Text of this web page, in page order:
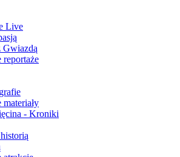
Live
Gwiazdą
reportaże
- Kroniki